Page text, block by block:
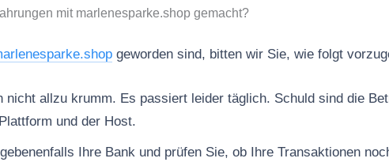
mit marlenesparke.shop gemacht?
geworden sind, bitten wir Sie, wie folgt
nicht allzu krumm. Es passiert leider täglich. Schuld sind die
und der Host.
Ihre Bank und prüfen Sie, ob Ihre Transaktionen